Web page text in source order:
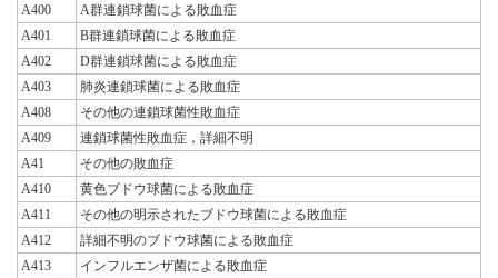
A400
A群連鎖球菌による敗血症
A401
B群連鎖球菌による敗血症
A402
D群連鎖球菌による敗血症
A403
肺炎連鎖球菌による敗血症
A408
その他の連鎖球菌性敗血症
A409
連鎖球菌性敗血症，詳細不明
A41
その他の敗血症
A410
黄色ブドウ球菌による敗血症
A411
その他の明示されたブドウ球菌による敗血症
A412
詳細不明のブドウ球菌による敗血症
A413
インフルエンザ菌による敗血症